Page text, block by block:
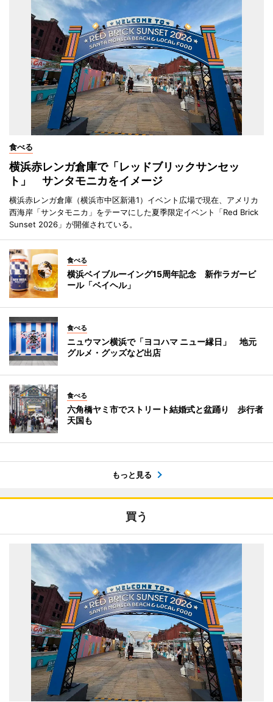
食べる
横浜赤レンガ倉庫で「レッドブリックサンセッ
ト」 サンタモニカをイメージ
横浜赤レンガ倉庫（横浜市中区新港1）イベント広場で現在、アメリカ
西海岸「サンタモニカ」をテーマにした夏季限定イベント「Red Brick
Sunset 2026」が開催されている。
食べる
横浜ベイブルーイング15周年記念 新作ラガービ
ール「ベイヘル」
食べる
ニュウマン横浜で「ヨコハマ ニュー縁日」 地元
グルメ・グッズなど出店
食べる
六角橋ヤミ市でストリート結婚式と盆踊り 歩行者
天国も
もっと見る
買う